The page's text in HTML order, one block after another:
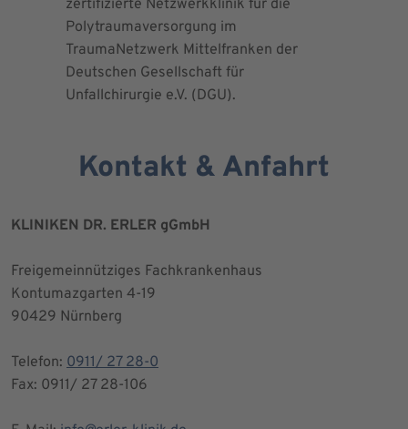
zertifizierte Netzwerkklinik für die
Polytraumaversorgung im
TraumaNetzwerk Mittelfranken der
Deutschen Gesellschaft für
Unfallchirurgie e.V. (DGU).
Kontakt & Anfahrt
KLINIKEN DR. ERLER gGmbH
Freigemeinnütziges Fachkrankenhaus
Kontumazgarten 4-19
90429 Nürnberg
Telefon: 0911/ 27 28-0
Fax: 0911/ 27 28-106